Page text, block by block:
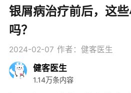
银屑病治疗前后，这
吗？
2024-02-07 作者：健客医生
健客医生
1.14万条内容